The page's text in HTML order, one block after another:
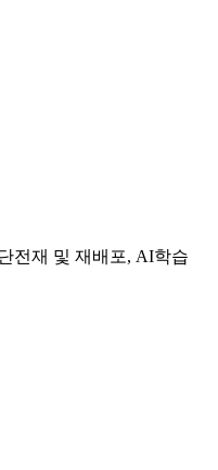
전재 및 재배포, AI학습